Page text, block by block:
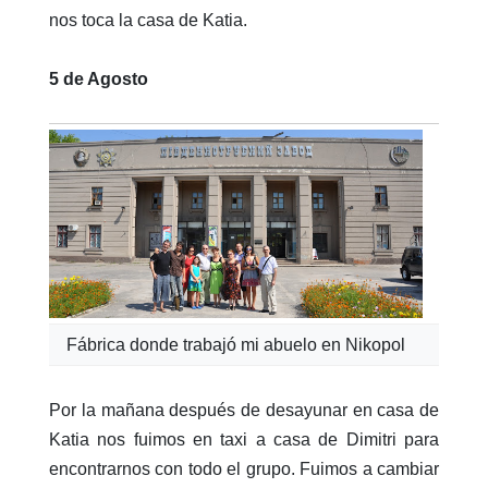
nos toca la casa de Katia.
5 de Agosto
Fábrica donde trabajó mi abuelo en Nikopol
Por la mañana después de desayunar en casa de
Katia nos fuimos en taxi a casa de Dimitri para
encontrarnos con todo el grupo. Fuimos a cambiar